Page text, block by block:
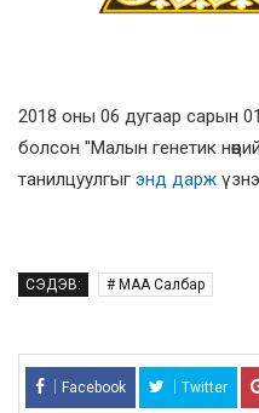
2018 оны 06 дугаар сарын
болсон "Малын генетик
танилцуулгыг энд дарж
СЭДЭВ: # МАА Салбар
Facebook Twitter